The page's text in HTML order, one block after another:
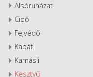
Alsóruházat
Cipő
Fejvédő
Kabát
Kamásli
Kesztyű